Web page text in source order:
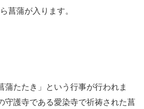
菖蒲が入ります。
蒲たたき」という行事が行われま
守護寺である愛染寺で祈祷された菖